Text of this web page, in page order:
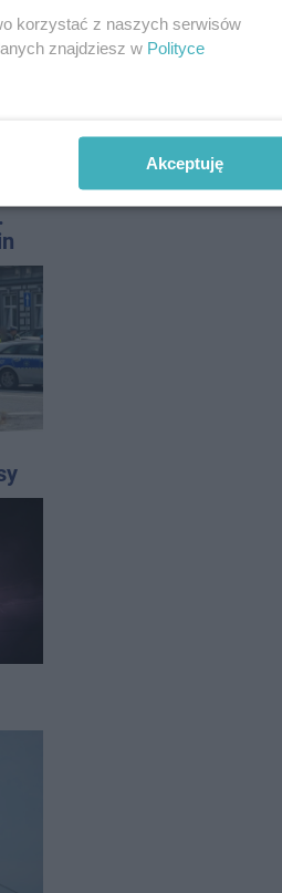
od
korzystać z naszych serwisów
znajdziesz w Polityce
Akceptuję